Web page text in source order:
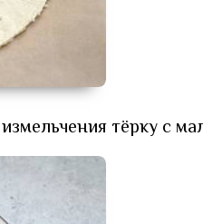
тёрку с